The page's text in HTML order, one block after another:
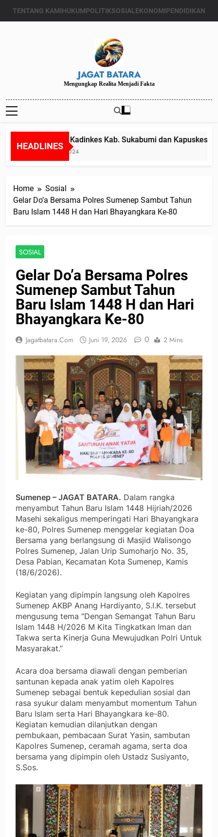
TENTANG KAMIHUKUMPOLITIKSOSIALEKONOMIPENDIDIKAN
JAGAT BATARA
Mengungkap Realita Menjadi Fakta
HEADLINES
Diduga Kadinkes Kab. Sukabumi dan
Juli 24, 2024
Home
Sosial
Gelar Do’a Bersama Polres Sumenep Sambut Tahun
Baru Islam 1448 H dan Hari Bhayangkara Ke-80
SOSIAL
Gelar Do’a Bersama Polres
Sumenep Sambut Tahun
Baru Islam 1448 H dan Hari
Bhayangkara Ke-80
Jagatbatara.com Juni 19, 2026 0 2 Mins
Sumenep – JAGAT BATARA. Dalam rangka
menyambut Tahun Baru Islam 1448 Hijriah/2026
Masehi sekaligus memperingati Hari Bhayangkara
ke-80, Polres Sumenep menggelar kegiatan Doa
Bersama yang berlangsung di Masjid Walisongo
Polres Sumenep, Jalan Urip Sumoharjo No. 35,
Desa Pabian, Kecamatan Kota Sumenep, Kamis
(18/6/2026).
Kegiatan yang dipimpin langsung oleh Kapolres
Sumenep AKBP Anang Hardiyanto, S.I.K. tersebut
mengusung tema “Dengan Semangat Tahun Baru
Islam 1448 H/2026 M Kita Tingkatkan Iman dan
Takwa serta Kinerja Guna Mewujudkan Polri Untuk
Masyarakat.”
Acara doa bersama diawali dengan pemberian
santunan kepada anak yatim oleh Kapolres
Sumenep sebagai bentuk kepedulian sosial dan
rasa syukur dalam menyambut momentum Tahun
Baru Islam serta Hari Bhayangkara ke-80.
Kegiatan kemudian dilanjutkan dengan
pembukaan, pembacaan Surat Yasin, sambutan
Kapolres Sumenep, ceramah agama, serta doa
bersama yang dipimpin oleh Ustadz Susiyanto,
S.Sos.